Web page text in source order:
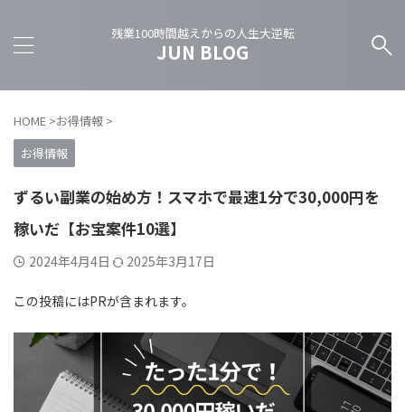
残業100時間越えからの人生大逆転
JUN BLOG
HOME >お得情報 >
お得情報
ずるい副業の始め方！スマホで最速1分で30,000円を
稼いだ【お宝案件10選】
2024年4月4日 2025年3月17日
この投稿にはPRが含まれます。